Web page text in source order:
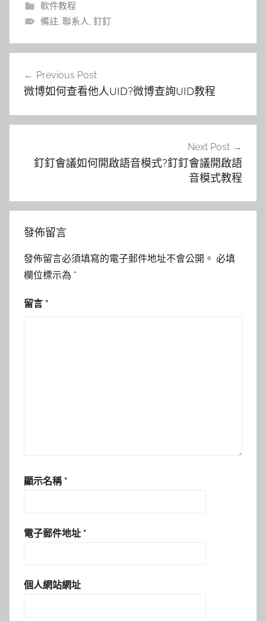
軟件教程
備註, 聯系人, 釘釘
覽
Previous Post
微博如何查看他人UID?微博查詢UID教程
Next Post
釘釘會議如何開啟語音模式?釘釘會議開啟語
音模式教程
發佈留言
發佈留言必須填寫的電子郵件地址不會公開。 必填
欄位標示為 *
留言 *
顯示名稱 *
電子郵件地址 *
個人網站網址